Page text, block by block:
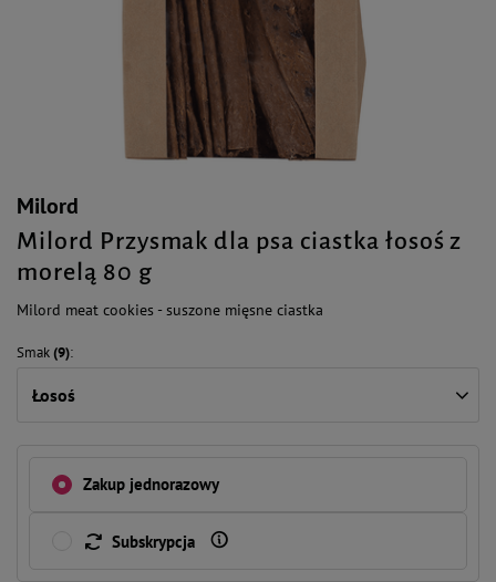
Milord
Milord Przysmak dla psa ciastka łosoś z
morelą 80 g
Milord meat cookies - suszone mięsne ciastka
Smak(9)
Łosoś
Zakup jednorazowy
Subskrypcja